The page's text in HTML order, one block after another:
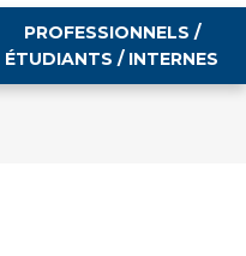
PROFESSIONNELS /
ÉTUDIANTS / INTERNES